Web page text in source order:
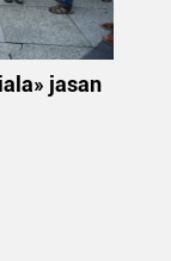
jasan